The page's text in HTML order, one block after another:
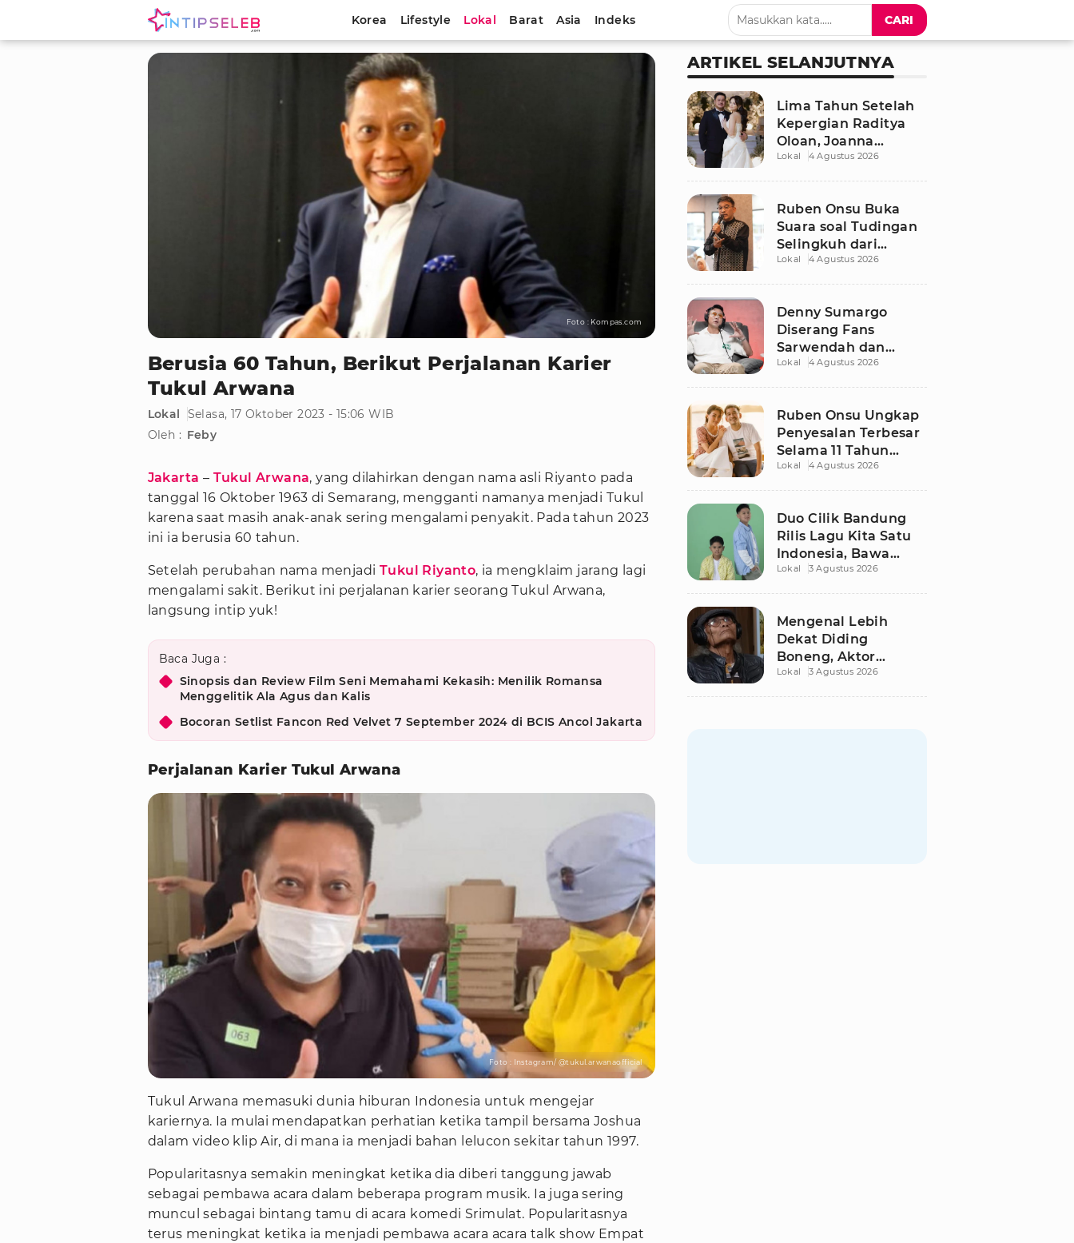
Korea Lifestyle Lokal Barat Asia Indeks CARI
Foto : Kompas.com
Berusia 60 Tahun, Berikut Perjalanan Karier
Tukul Arwana
Lokal
Selasa, 17 Oktober 2023 - 15:06 WIB
Oleh : Feby
Jakarta – Tukul Arwana, yang dilahirkan dengan nama asli Riyanto pada
tanggal 16 Oktober 1963 di Semarang, mengganti namanya menjadi Tukul
karena saat masih anak-anak sering mengalami penyakit. Pada tahun 2023
ini ia berusia 60 tahun.
Setelah perubahan nama menjadi Tukul Riyanto, ia mengklaim jarang lagi
mengalami sakit. Berikut ini perjalanan karier seorang Tukul Arwana,
langsung intip yuk!
Baca Juga :
Sinopsis dan Review Film Seni Memahami Kekasih: Menilik Romansa
Menggelitik Ala Agus dan Kalis
Bocoran Setlist Fancon Red Velvet 7 September 2024 di BCIS Ancol Jakarta
Perjalanan Karier Tukul Arwana
Foto : Instagram/ @tukul.arwanaofficial
Tukul Arwana memasuki dunia hiburan Indonesia untuk mengejar
kariernya. Ia mulai mendapatkan perhatian ketika tampil bersama Joshua
dalam video klip Air, di mana ia menjadi bahan lelucon sekitar tahun 1997.
Popularitasnya semakin meningkat ketika dia diberi tanggung jawab
sebagai pembawa acara dalam beberapa program musik. Ia juga sering
muncul sebagai bintang tamu di acara komedi Srimulat. Popularitasnya
terus meningkat ketika ia menjadi pembawa acara acara talk show Empat
ARTIKEL SELANJUTNYA
Lima Tahun Setelah
Kepergian Raditya
Oloan, Joanna
Alexandra Kembali
Lokal 4 Agustus 2026
Ruben Onsu Buka
Suara soal Tudingan
Selingkuh dari
Sarwendah
Lokal 4 Agustus 2026
Denny Sumargo
Diserang Fans
Sarwendah dan
Ruben Onsu Usai
Lokal 4 Agustus 2026
Ruben Onsu Ungkap
Penyesalan Terbesar
Selama 11 Tahun
Nikahi Sarwendah
Lokal 4 Agustus 2026
Duo Cilik Bandung
Rilis Lagu Kita Satu
Indonesia, Bawa
Pesan Persatuan
Lokal 3 Agustus 2026
Mengenal Lebih
Dekat Diding
Boneng, Aktor
Legendaris yang
Lokal 3 Agustus 2026